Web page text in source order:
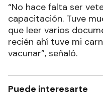
“No hace falta ser
capacitación. Tuve
que leer varios
recién ahí tuve mi
vacunar”, señaló.
Puede interesarte